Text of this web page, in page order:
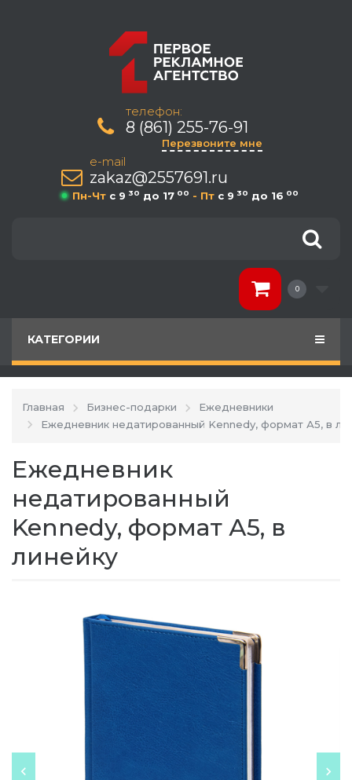
телефон:
8 (861) 255-76-91
Перезвоните мне
e-mail
zakaz@2557691.ru
Пн-Чт c 9 30 до 17 00 - Пт c 9 30 до 16 00
0
КАТЕГОРИИ
Главная Бизнес-подарки
Ежедневники
Ежедневник недатированный Kennedy, формат А5, в
Ежедневник
недатированный
Kennedy, формат А5, в
линейку